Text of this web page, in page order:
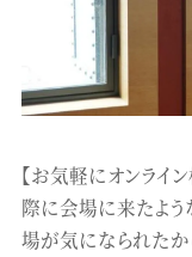
【お気軽にオンライ
際に会場に来たよう
場が気になられたか